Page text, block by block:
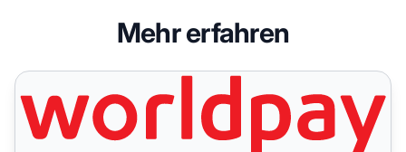
Mehr erfahren
WorldPay (IPN, das von einem anderen Skript verwendet